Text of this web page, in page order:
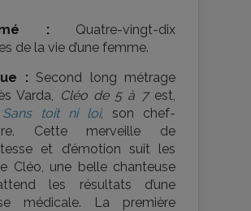
: Quatre-vingt-dix
de la vie d’une femme.
: Second long métrage
Varda,
Cléo de 5 à 7est,
Sans toit ni loi, son chef-
Cette merveille de
et d’émotion suit les
Cléo, une belle chanteuse
les résultats d’une
médicale. La première